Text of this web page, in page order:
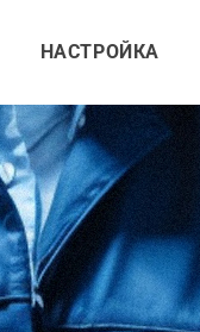
НАСТРОЙКА